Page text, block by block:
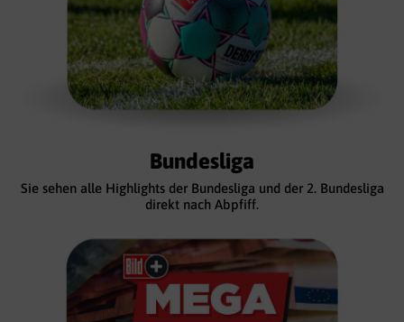
Bundesliga
Sie sehen alle Highlights der Bundesliga und der 2. Bundesliga
direkt nach Abpfiff.